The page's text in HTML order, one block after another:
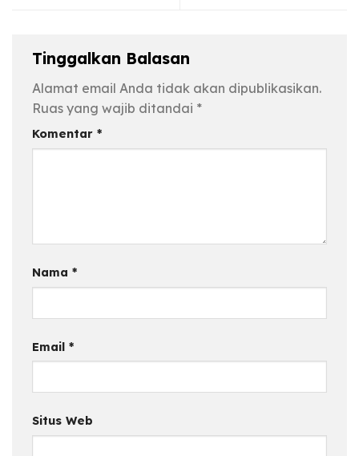
Tinggalkan Balasan
Alamat email Anda tidak akan dipublikasikan.
Ruas yang wajib ditandai *
Komentar *
Nama *
Email *
Situs Web